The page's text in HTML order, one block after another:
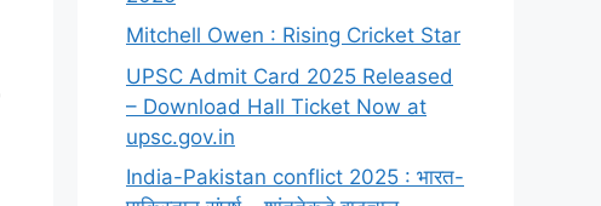
Mitchell Owen : Rising Cricket Star
UPSC Admit Card 2025 Released
– Download Hall Ticket Now at
upsc.gov.in
India-Pakistan conflict 2025 : भारत-